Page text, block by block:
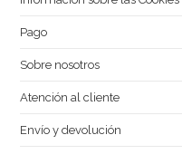
Pago
Sobre nosotros
Atención al cliente
Envío y devolución